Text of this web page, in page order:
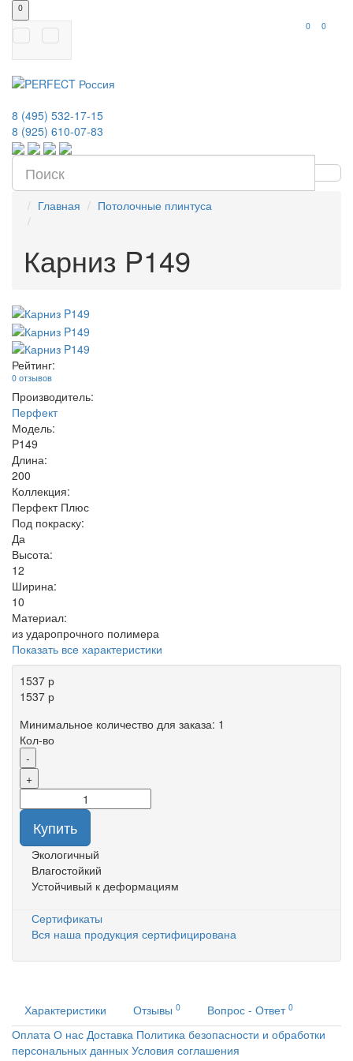
0
0
0
8 (495) 532-17-15
8 (925) 610-07-83
Главная Потолочные плинтуса
Карниз P149
Рейтинг:
0 отзывов
Производитель:
Перфект
Модель:
P149
Длина:
200
Коллекция:
Перфект Плюс
Под покраску:
Да
Высота:
12
Ширина:
10
Материал:
из ударопрочного полимера
Показать все характеристики
1537 р
1537 р
Минимальное количество для заказа: 1
Кол-во
-
+
Купить
Экологичный
Влагостойкий
Устойчивый к деформациям
Сертификаты
Вся наша продукция сертифицирована
Характеристики Отзывы 0 Вопрос - Ответ 0
Оплата О нас Доставка Политика безопасности и обработки
персональных данных Условия соглашения